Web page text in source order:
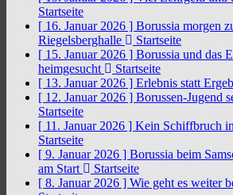
Startseite
[ 16. Januar 2026 ] Borussia morgen
Riegelsberghalle
Startseite
[ 15. Januar 2026 ] Borussia und das
heimgesucht
Startseite
[ 13. Januar 2026 ] Erlebnis statt
[ 12. Januar 2026 ] Borussen-Jugend
Startseite
[ 11. Januar 2026 ] Kein Schiffbruch
Startseite
[ 9. Januar 2026 ] Borussia beim
am Start
Startseite
[ 8. Januar 2026 ] Wie geht es weiter